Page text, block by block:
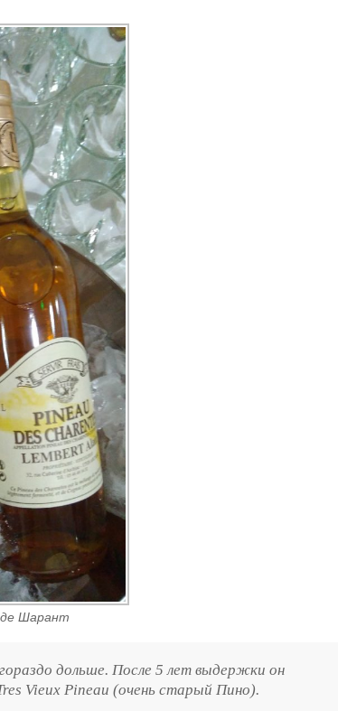
Шарант
дольше. После 5 лет выдержки он
Vieux Pineau (очень старый Пино).